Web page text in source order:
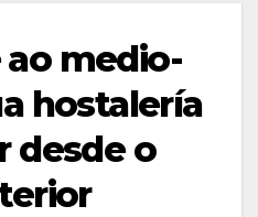
ao medio-
hostalería
desde o